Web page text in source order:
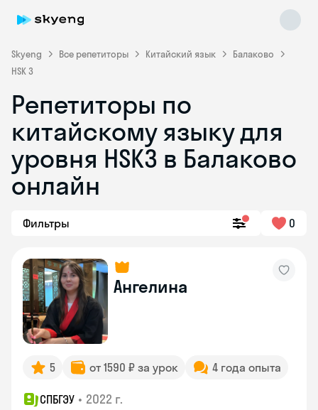
Skyeng Все репетиторы Китайский язык
Балаково
HSK 3
Репетиторы по
китайскому языку для
уровня HSK3 в Балаково
онлайн
Фильтры 0
Ангелина
5 от 1590 ₽ за урок 4 года опыта
СПБГЭУ • 2022 г.
Skyeng Chat